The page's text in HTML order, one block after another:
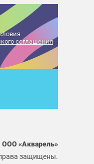
соглашения
ООО «Акварель»
защищены.